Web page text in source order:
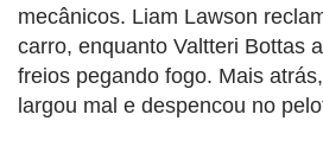
mecânicos. Liam Lawson
carro, enquanto Valtteri Bottas
freios pegando fogo. Mais
largou mal e despencou no